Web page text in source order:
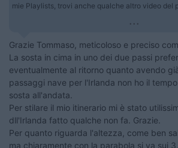
mie Playlists, trovi anche qualche altro video del
...
Grazie Tommaso, meticoloso e preciso
La sosta in cima in uno dei due passi
eventualmente al ritorno quanto avendo
passaggi nave per l'Irlanda non ho il
sosta all'andata.
Per stilare il mio itinerario mi è stato
dll'Irlanda fatto qualche non fa. Grazie.
Per quanto riguarda l'altezza, come ben
ma chiaramente con la parabola si va sui